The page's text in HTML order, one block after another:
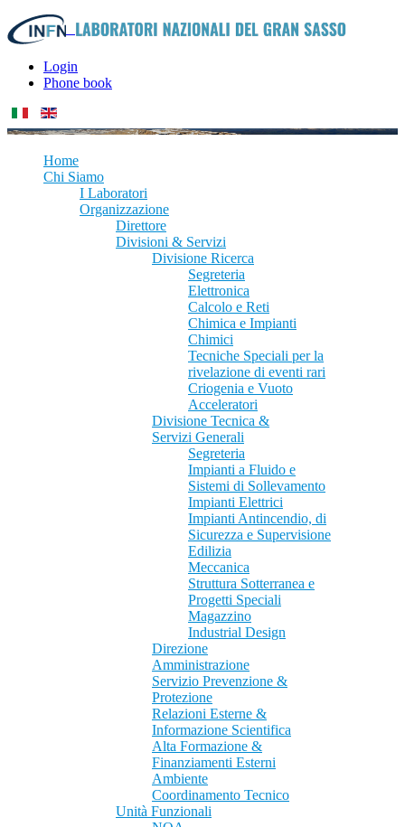
Login
Phone book
Home
Chi Siamo
I Laboratori
Organizzazione
Direttore
Divisioni & Servizi
Divisione Ricerca
Segreteria
Elettronica
Calcolo e Reti
Chimica e Impianti
Chimici
Tecniche Speciali per la
rivelazione di eventi rari
Criogenia e Vuoto
Acceleratori
Divisione Tecnica &
Servizi Generali
Segreteria
Impianti a Fluido e
Sistemi di Sollevamento
Impianti Elettrici
Impianti Antincendio, di
Sicurezza e Supervisione
Edilizia
Meccanica
Struttura Sotterranea e
Progetti Speciali
Magazzino
Industrial Design
Direzione
Amministrazione
Servizio Prevenzione &
Protezione
Relazioni Esterne &
Informazione Scientifica
Alta Formazione &
Finanziamenti Esterni
Ambiente
Coordinamento Tecnico
Unità Funzionali